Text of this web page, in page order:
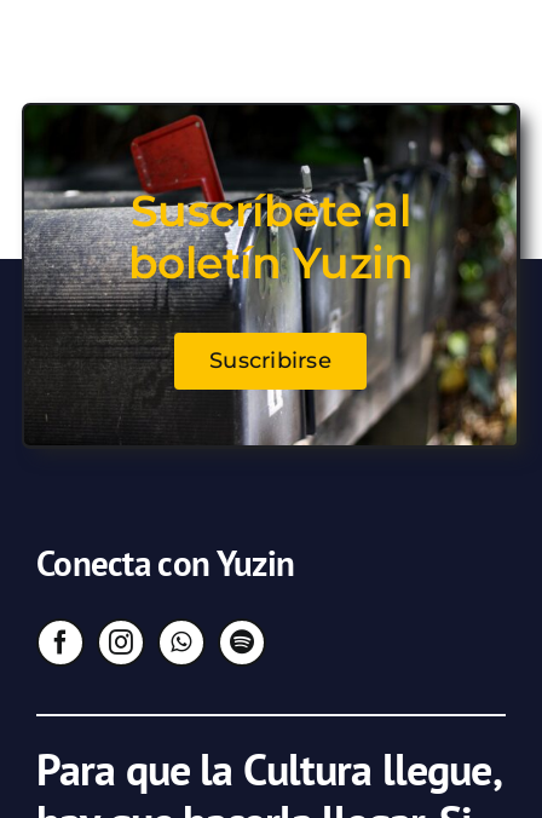
Suscríbete al
boletín Yuzin
Suscribirse
Conecta con Yuzin
Para que la Cultura llegue,